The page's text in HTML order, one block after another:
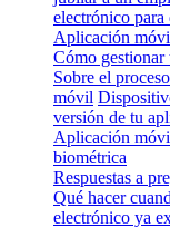
electrónico
Aplicación
Cómo gestionar
Sobre el
móvil
versión de tu
Aplicación
biométrica
Respuestas a
Qué hacer
electrónico ya